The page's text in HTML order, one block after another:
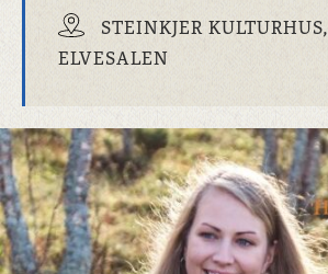
STEINKJER KULTURHUS,
ELVESALEN